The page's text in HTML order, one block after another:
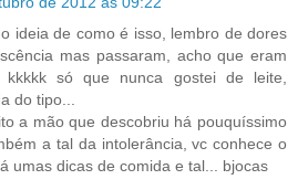
ideia de como é isso, lembro de dores
mas passaram, acho que eram
só que nunca gostei de leite,
do tipo...
a mão que descobriu há pouquíssimo
a tal da intolerância, vc conhece o
umas dicas de comida e tal... bjocas